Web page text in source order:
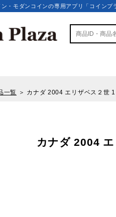
・モダンコインの専用アプリ「コインプ
一覧 ＞ カナダ 2004 エリザベス２世
カナダ 2004